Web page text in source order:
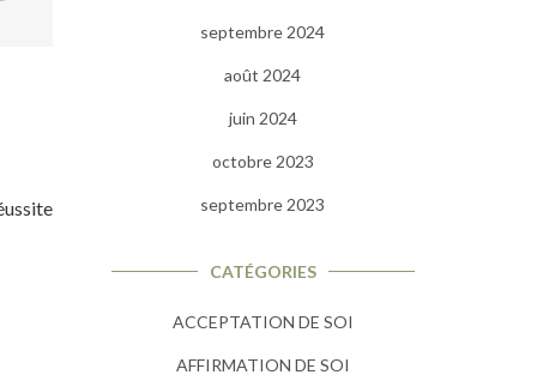
septembre 2024
août 2024
juin 2024
octobre 2023
septembre 2023
CATÉGORIES
ACCEPTATION DE SOI
AFFIRMATION DE SOI